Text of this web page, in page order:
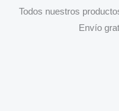
Todos nuestros
Envío